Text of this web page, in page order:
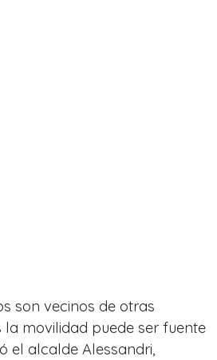
son vecinos de otras
la movilidad puede ser fuente
el alcalde Alessandri,